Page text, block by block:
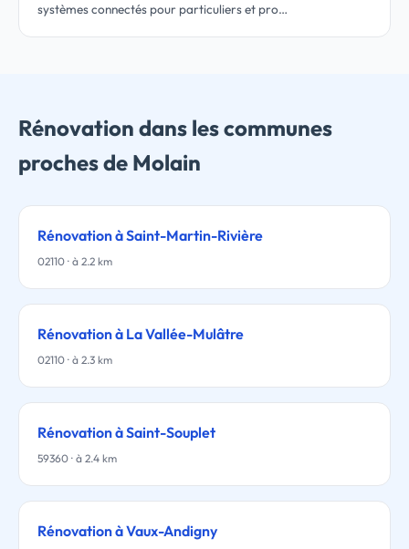
systèmes connectés pour particuliers et pro…
Rénovation dans les communes
proches de Molain
Rénovation à Saint-Martin-Rivière
02110 · à 2.2 km
Rénovation à La Vallée-Mulâtre
02110 · à 2.3 km
Rénovation à Saint-Souplet
59360 · à 2.4 km
Rénovation à Vaux-Andigny